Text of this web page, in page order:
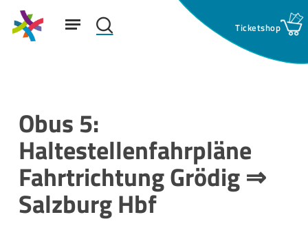
Skip
mainSuchfeld: search
Menu
Obus 5:
Haltestellenfahrpläne
Fahrtrichtung Grödig ⇒
Salzburg Hbf